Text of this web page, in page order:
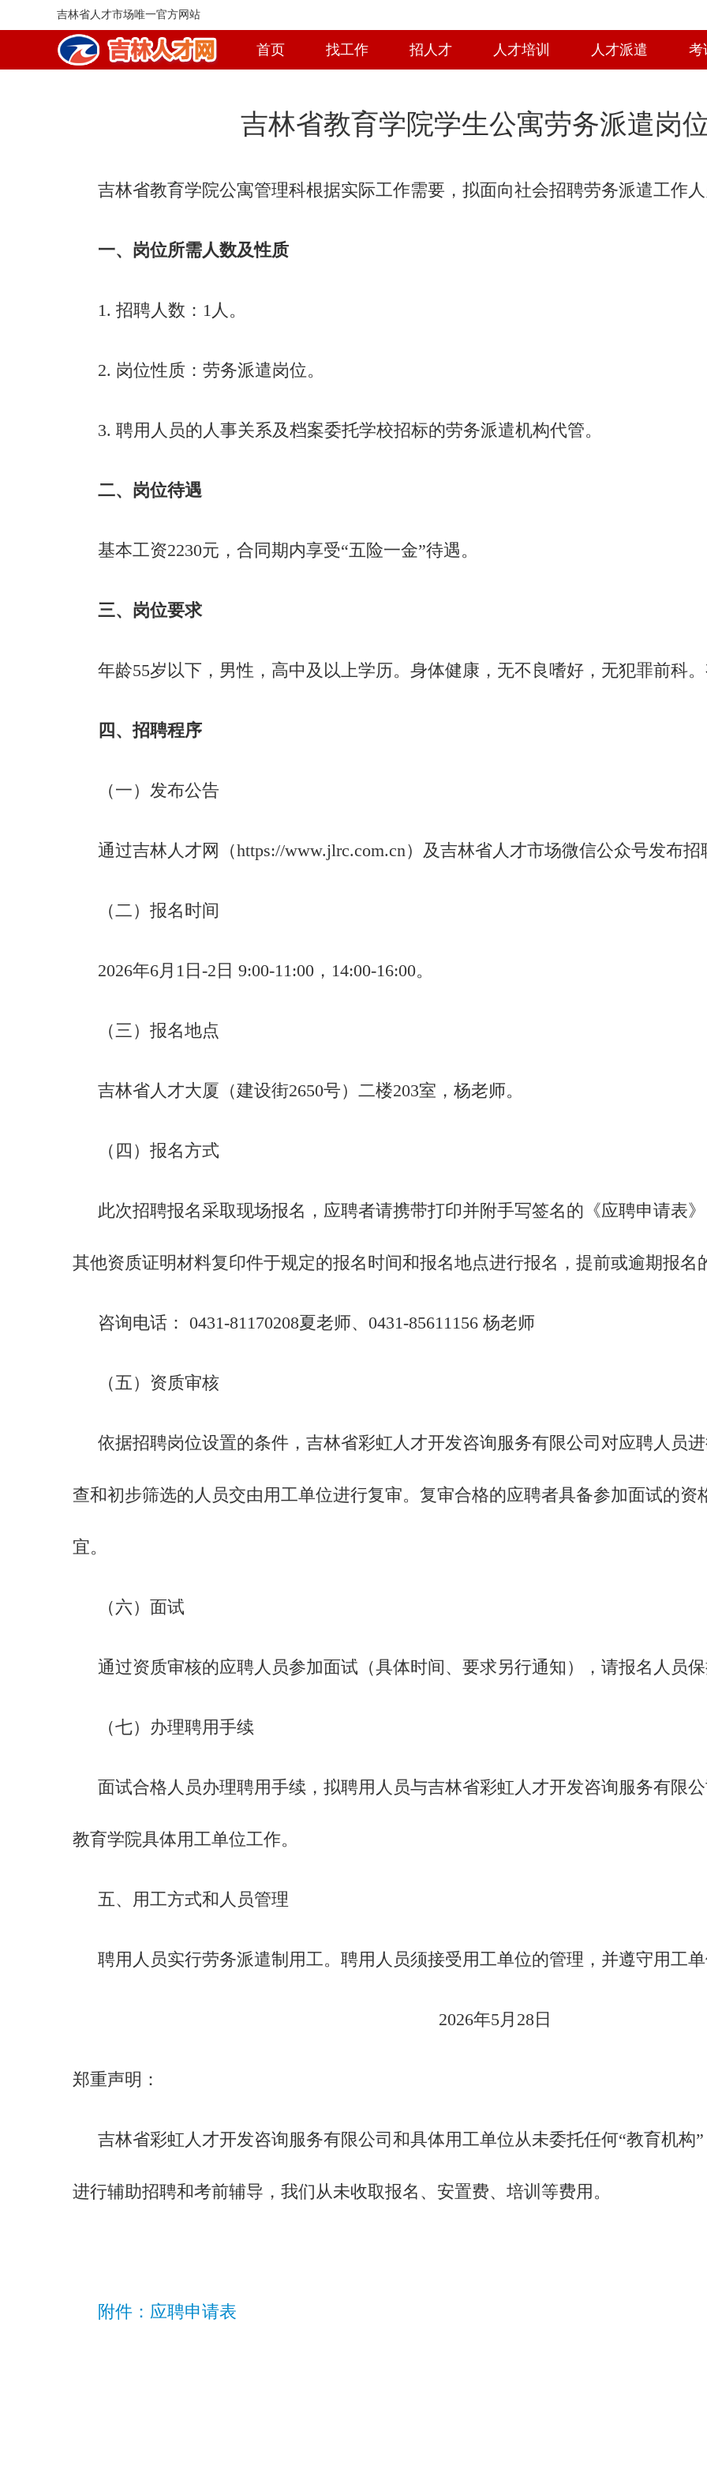
吉林省人才市场唯一官方网站
首页 找工作 招人才 人才培训 人才派遣 考
吉林省教育学院学生公寓劳务派遣岗
吉林省教育学院公寓管理科根据实际工作需要，拟面向社会招聘劳务派遣工作人
一、岗位所需人数及性质
1. 招聘人数：1人。
2. 岗位性质：劳务派遣岗位。
3. 聘用人员的人事关系及档案委托学校招标的劳务派遣机构代管。
二、岗位待遇
基本工资2230元，合同期内享受“五险一金”待遇。
三、岗位要求
年龄55岁以下，男性，高中及以上学历。身体健康，无不良嗜好，无犯罪前科。
四、招聘程序
（一）发布公告
通过吉林人才网（https://www.jlrc.com.cn）及吉林省人才市场微信公众号发布招
（二）报名时间
2026年6月1日-2日 9:00-11:00，14:00-16:00。
（三）报名地点
吉林省人才大厦（建设街2650号）二楼203室，杨老师。
（四）报名方式
此次招聘报名采取现场报名，应聘者请携带打印并附手写签名的《应聘申请表
其他资质证明材料复印件于规定的报名时间和报名地点进行报名，提前或逾期报名
咨询电话： 0431-81170208夏老师、0431-85611156 杨老师
（五）资质审核
依据招聘岗位设置的条件，吉林省彩虹人才开发咨询服务有限公司对应聘人员
查和初步筛选的人员交由用工单位进行复审。复审合格的应聘者具备参加面试的
宜。
（六）面试
通过资质审核的应聘人员参加面试（具体时间、要求另行通知），请报名人员保
（七）办理聘用手续
面试合格人员办理聘用手续，拟聘用人员与吉林省彩虹人才开发咨询服务有限
教育学院具体用工单位工作。
五、用工方式和人员管理
聘用人员实行劳务派遣制用工。聘用人员须接受用工单位的管理，并遵守用工单
2026年5月28日
郑重声明：
吉林省彩虹人才开发咨询服务有限公司和具体用工单位从未委托任何“教育机构
进行辅助招聘和考前辅导，我们从未收取报名、安置费、培训等费用。
附件：应聘申请表